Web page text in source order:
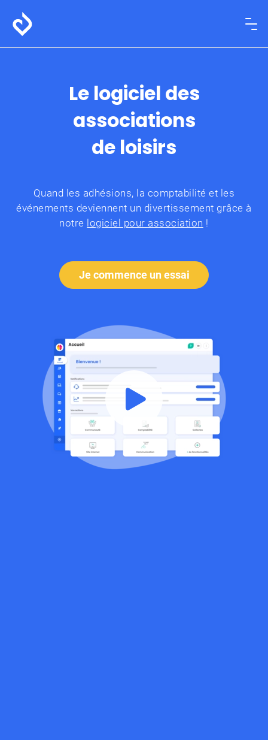
Le logiciel des
associations
de loisirs
Quand les adhésions, la comptabilité et les
événements deviennent un divertissement grâce à
notre logiciel pour association !
Je commence un essai